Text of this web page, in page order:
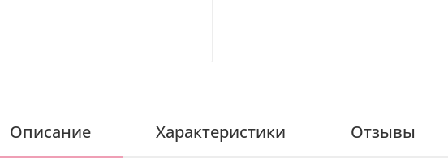
Описание Характеристики Отзывы